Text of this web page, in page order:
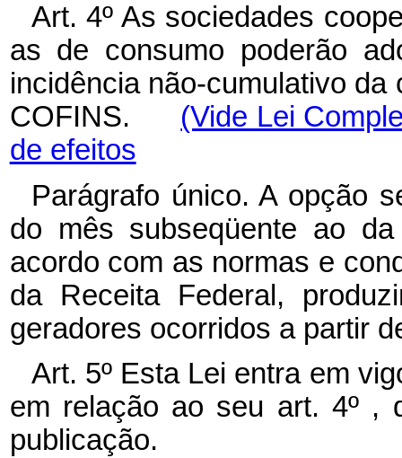
Art. 4º As sociedades
as de consumo poderão
incidência não-cumulativo
COFINS. (Vide Lei
de efeitos
Parágrafo único. A opção
do mês subseqüente ao
acordo com as normas e
da Receita Federal,
geradores ocorridos a partir
Art. 5º Esta Lei entra em
em relação ao seu art. 4º ,
publicação.